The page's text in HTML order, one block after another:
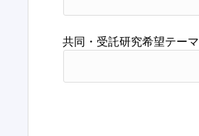
共同・受託研究希望テーマ